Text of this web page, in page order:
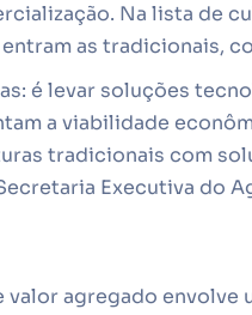
Na lista de
as tradicionais,
é levar soluções
a viabilidade
tradicionais com
Executiva do
agregado envolve